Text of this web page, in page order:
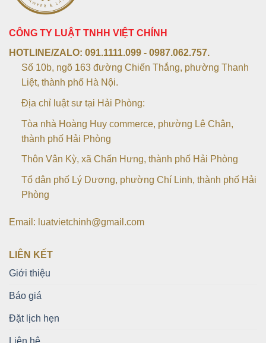
CÔNG TY LUẬT TNHH VIỆT CHÍNH
HOTLINE/ZALO: 091.1111.099 - 0987.062.757.
Số 10b, ngõ 163 đường Chiến Thắng, phường Thanh
Liệt, thành phố Hà Nội.
Địa chỉ luật sư tại Hải Phòng:
Tòa nhà Hoàng Huy commerce, phường Lê Chân,
thành phố Hải Phòng
Thôn Vân Kỳ, xã Chấn Hưng, thành phố Hải Phòng
Tổ dân phố Lý Dương, phường Chí Linh, thành phố Hải
Phòng
Email: luatvietchinh@gmail.com
LIÊN KẾT
Giới thiệu
Báo giá
Đặt lịch hẹn
Liên hệ